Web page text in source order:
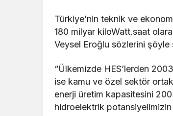
Türkiye’nin teknik ve
180 milyar kiloWatt.saat
Veysel Eroğlu sözlerini şöyle
“Ülkemizde HES’lerden
ise kamu ve özel sektör
enerji üretim kapasitesini
hidroelektrik